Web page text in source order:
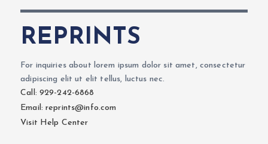
REPRINTS
For inquiries about lorem ipsum dolor sit amet, consectetur
adipiscing elit ut elit tellus, luctus nec.
Call: 929-242-6868
Email: reprints@info.com
Visit Help Center